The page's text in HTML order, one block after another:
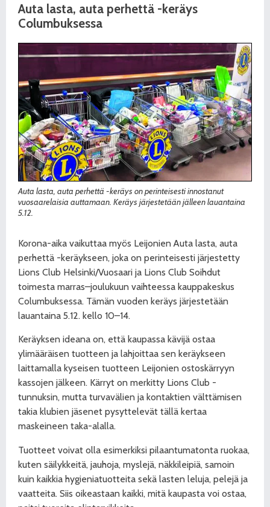
Auta lasta, auta perhettä -keräys
Columbuksessa
Auta lasta, auta perhettä -keräys on perinteisesti innostanut
vuosaarelaisia auttamaan. Keräys järjestetään jälleen lauantaina
5.12.
Korona-aika vaikuttaa myös Leijonien Auta lasta, auta
perhettä -keräykseen, joka on perinteisesti järjestetty
Lions Club Helsinki/Vuosaari ja Lions Club Soihdut
toimesta marras–joulukuun vaihteessa kauppakeskus
Columbuksessa. Tämän vuoden keräys järjestetään
lauantaina 5.12. kello 10–14.
Keräyksen ideana on, että kaupassa kävijä ostaa
ylimääräisen tuotteen ja lahjoittaa sen keräykseen
laittamalla kyseisen tuotteen Leijonien ostoskärryyn
kassojen jälkeen. Kärryt on merkitty Lions Club -
tunnuksin, mutta turvavälien ja kontaktien välttämisen
takia klubien jäsenet pysyttelevät tällä kertaa
maskeineen taka-alalla.
Tuotteet voivat olla esimerkiksi pilaantumatonta ruokaa,
kuten säilykkeitä, jauhoja, myslejä, näkkileipiä, samoin
kuin kaikkia hygieniatuotteita sekä lasten leluja, pelejä ja
vaatteita. Siis oikeastaan kaikki, mitä kaupasta voi ostaa,